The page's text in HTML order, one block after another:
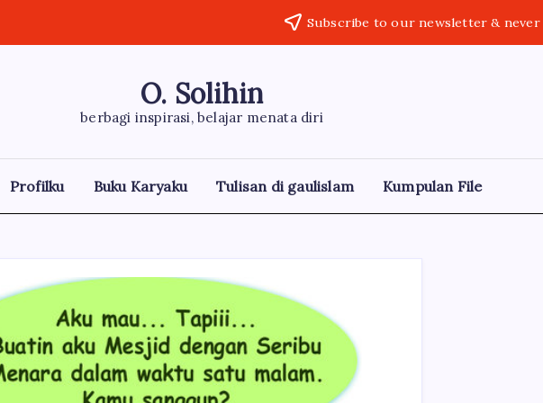
Subscribe to our newsletter &
O. Solihin
berbagi inspirasi, belajar menata diri
Profilku Buku Karyaku Tulisan di gaulislam Kumpulan File